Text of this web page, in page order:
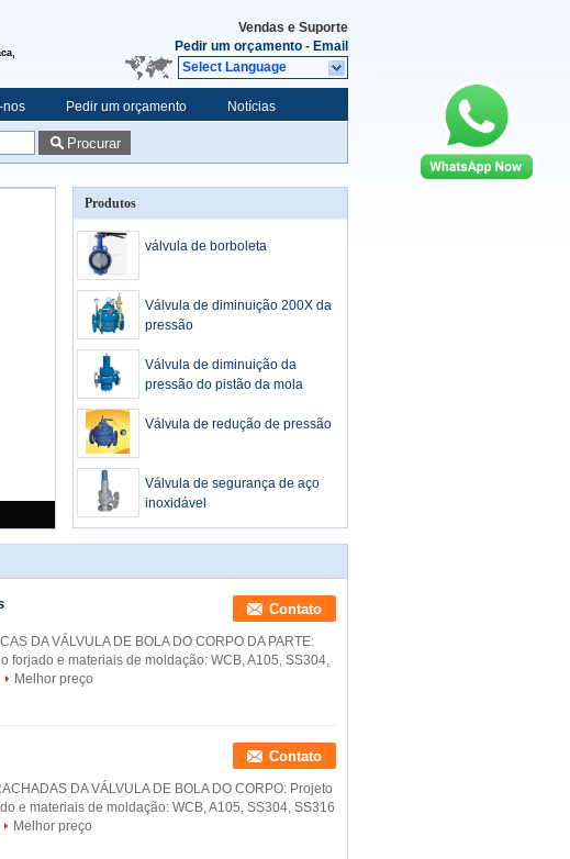
Vendas e Suporte
Pedir um orçamento - Email
Select Language
nos Pedir um orçamento Notícias
Procurar
Produtos
válvula de borboleta
Válvula de diminuição 200X da
pressão
Válvula de diminuição da
pressão do pistão da mola
Válvula de redução de pressão
Válvula de segurança de aço
inoxidável
Contato
DA VÁLVULA DE BOLA DO CORPO DA PARTE:
forjado e materiais de moldação: WCB, A105, SS304,
Melhor preço
Contato
DA VÁLVULA DE BOLA DO CORPO: Projeto
e materiais de moldação: WCB, A105, SS304, SS316
Melhor preço